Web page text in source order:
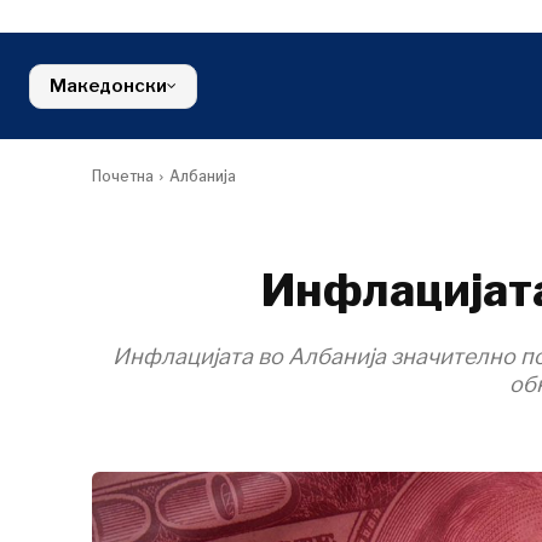
Северна Македонија
Животна
Македонски
Почетна Албанија
Инфлацијата во Албанија значително